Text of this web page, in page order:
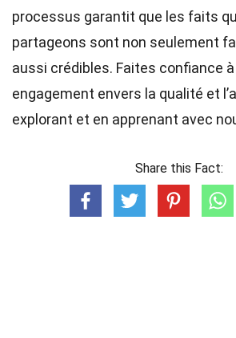
processus garantit que les faits
partageons sont non seulement
aussi crédibles. Faites confiance
engagement envers la qualité et
explorant et en apprenant avec
Share this Fact: